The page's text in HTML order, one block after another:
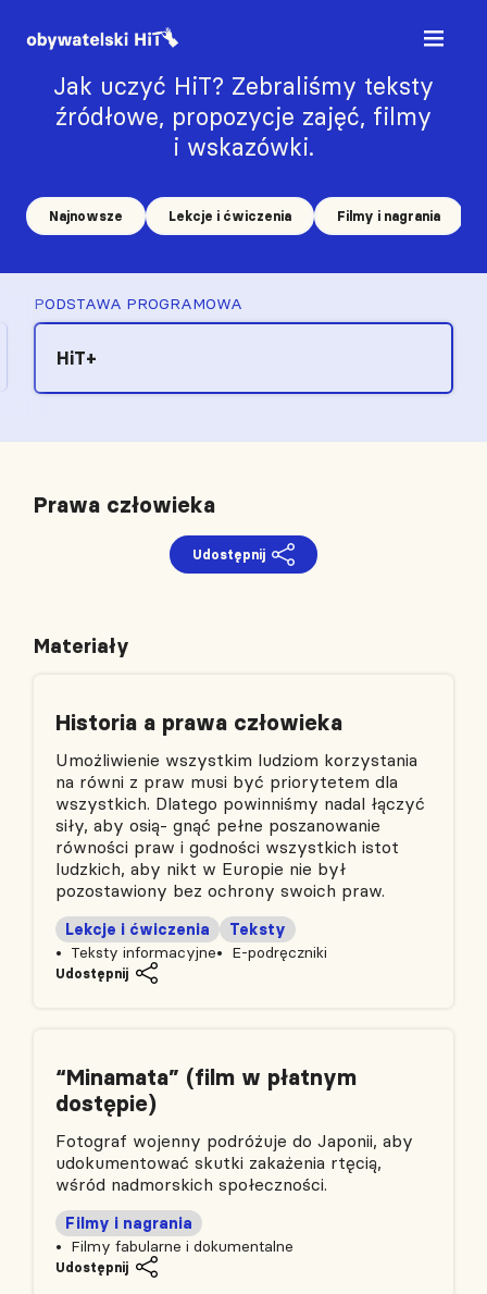
Jak uczyć HiT? Zebraliśmy teksty
źródłowe, propozycje zajęć, filmy
i wskazówki.
Najnowsze Lekcje i ćwiczenia Filmy i nagrania
PODSTAWA PROGRAMOWA
HiT+
Prawa człowieka
Udostępnij
Materiały
Historia a prawa człowieka
Umożliwienie wszystkim ludziom korzystania
na równi z praw musi być priorytetem dla
wszystkich. Dlatego powinniśmy nadal łączyć
siły, aby osią- gnąć pełne poszanowanie
równości praw i godności wszystkich istot
ludzkich, aby nikt w Europie nie był
pozostawiony bez ochrony swoich praw.
Teksty informacyjne E-podręczniki
Lekcje i ćwiczenia Teksty
Udostępnij
“Minamata” (film w płatnym
dostępie)
Fotograf wojenny podróżuje do Japonii, aby
udokumentować skutki zakażenia rtęcią,
wśród nadmorskich społeczności.
Filmy fabularne i dokumentalne
Filmy i nagrania
Udostępnij